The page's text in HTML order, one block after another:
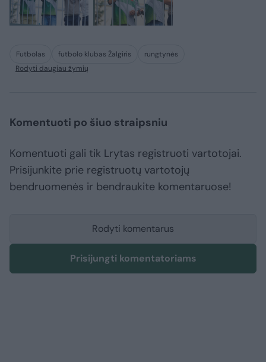
Futbolas futbolo klubas Žalgiris
rungtynės
Rodyti daugiau žymių
Komentuoti po šiuo straipsniu
Komentuoti gali tik Lrytas registruoti vartotojai.
Prisijunkite prie registruotų vartotojų
bendruomenės ir bendraukite komentaruose!
Rodyti komentarus
Prisijungti komentatoriams